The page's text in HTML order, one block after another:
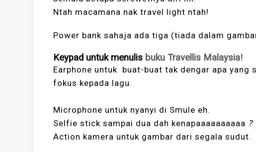
Ntah macamana nak travel light ntah!
Power bank sahaja ada tiga (tiada dalam
Keypad untuk menulis buku Travellis Malaysia!
Earphone untuk buat-buat tak dengar apa yang
fokus kepada lagu.
Microphone untuk nyanyi di Smule eh.
Selfie stick sampai dua dah kenapaaaaaaaaaa ?
Action kamera untuk gambar dari segala sudut.